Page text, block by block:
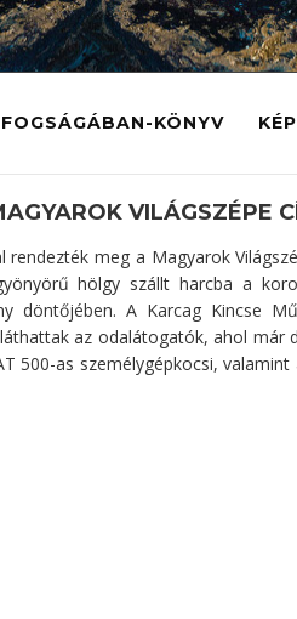
KÖNYV
VILÁGSZÉPE
rendezték meg a Magyarok
hölgy szállt harcba a
döntőjében. A Karcag Kincse
az odalátogatók, ahol
500-as személygépkocsi,